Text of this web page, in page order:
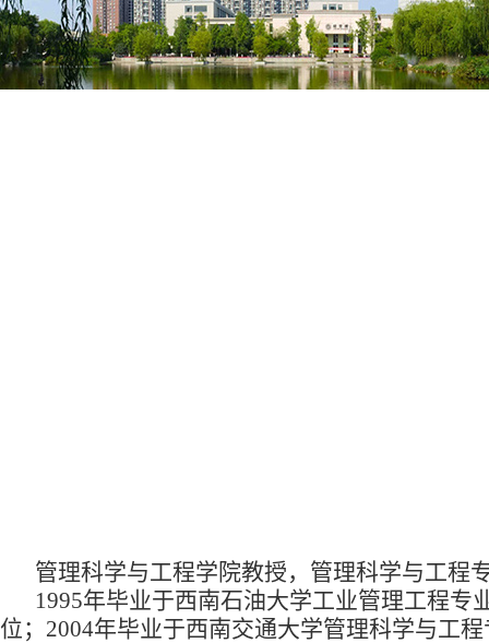
管理科学与工程学院教授，管理科学与工程
1995年毕业于西南石油大学工业管理工程
位；2004年毕业于西南交通大学管理科学与工